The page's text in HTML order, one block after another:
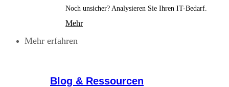
Noch unsicher? Analysieren Sie Ihren IT-Bedarf.
Mehr
Mehr erfahren
Blog & Ressourcen